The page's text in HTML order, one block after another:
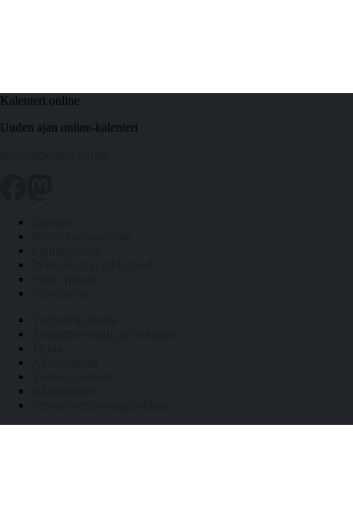
Kalenteri.online
Uuden ajan online-kalenteri